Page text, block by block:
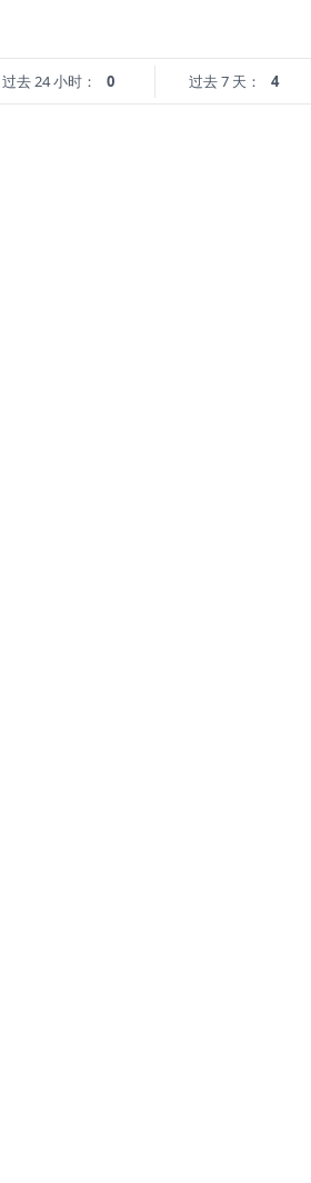
过去 24 小时： 0 过去 7 天： 4